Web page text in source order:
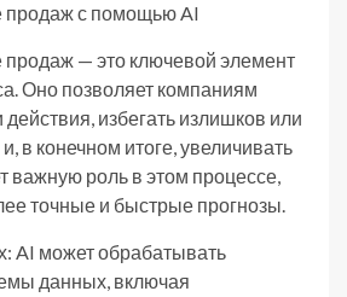
продаж с помощью AI
продаж — это ключевой элемент
Оно позволяет компаниям
избегать излишков или
в конечном итоге, увеличивать
важную роль в этом процессе,
точные и быстрые прогнозы.
AI может обрабатывать
данных, включая